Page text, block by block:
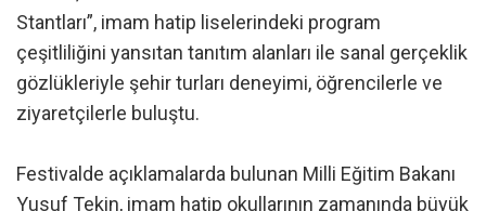
Stantları”, imam hatip liselerindeki program
çeşitliliğini yansıtan tanıtım alanları ile sanal gerçeklik
gözlükleriyle şehir turları deneyimi, öğrencilerle ve
ziyaretçilerle buluştu.
Festivalde açıklamalarda bulunan Milli Eğitim Bakanı
Yusuf Tekin, imam hatip okullarının zamanında büyük